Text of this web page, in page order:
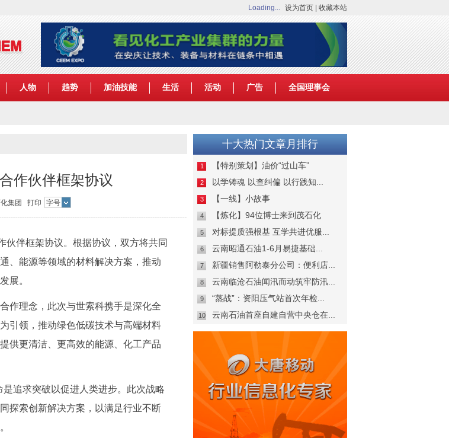
Loading... 设为首页 收藏本站
人物 趋势 加油技能 生活 活动 广告 全国理事会
作伙伴框架协议
集团 打印 字号
伴框架协议。根据协议，双方将共同
、能源等领域的材料解决方案，推动
展。
作理念，此次与世索科携手是深化全
引领，推动绿色低碳技术与高端材料
供更清洁、更高效的能源、化工产品
是追求突破以促进人类进步。此次战略
探索创新解决方案，以满足行业不断
十大热门文章月排行
1 【特别策划】油价“过山车”
2 以学铸魂 以查纠偏 以行践知...
3 【一线】小故事
4 【炼化】94位博士来到茂石化
5 对标提质强根基 互学共进优服...
6 云南昭通石油1-6月易捷基础...
7 新疆销售阿勒泰分公司：便利店...
8 云南临沧石油闻汛而动筑牢防汛...
9 “蒸战”：资阳压气站首次年检...
10 云南石油首座自建自营中央仓在...